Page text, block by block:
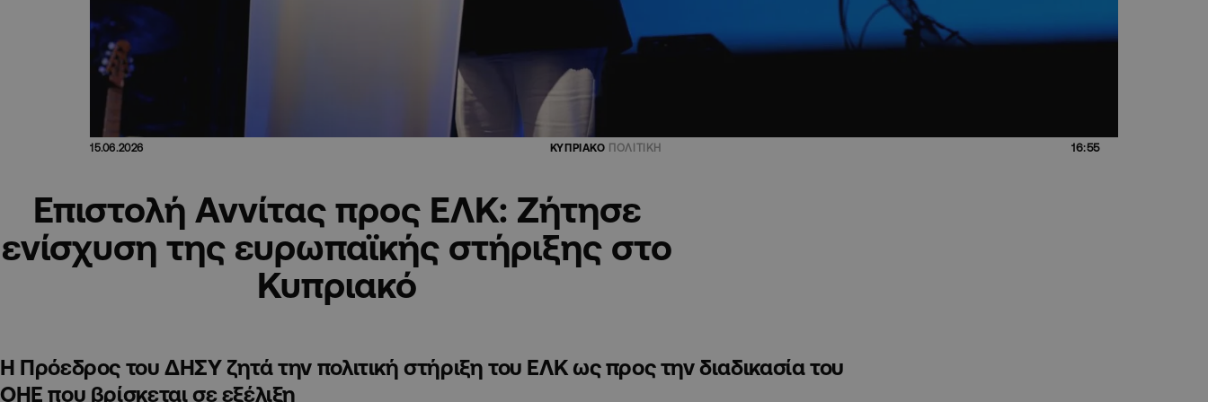
15.06.2026 ΚΥΠΡΙΑΚΟ ΠΟΛΙΤΙΚΗ 16:55
Επιστολή Αννίτας προς ΕΛΚ: Ζήτησε
ενίσχυση της ευρωπαϊκής στήριξης στο
Κυπριακό
Η Πρόεδρος του ΔΗΣΥ ζητά την πολιτική στήριξη του ΕΛΚ ως προς την διαδικασία του
ΟΗΕ που βρίσκεται σε εξέλιξη